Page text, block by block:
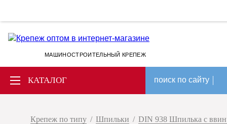
МАШИНОСТРОИТЕЛЬНЫЙ КРЕПЕЖ
КАТАЛОГ поиск по сайту
Крепеж по типу / Шпильки / DIN 938 Шпилька с